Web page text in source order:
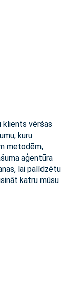
klients vēršas
kuru
metodēm,
aģentūrа
lai palīdzētu
katru mūsu